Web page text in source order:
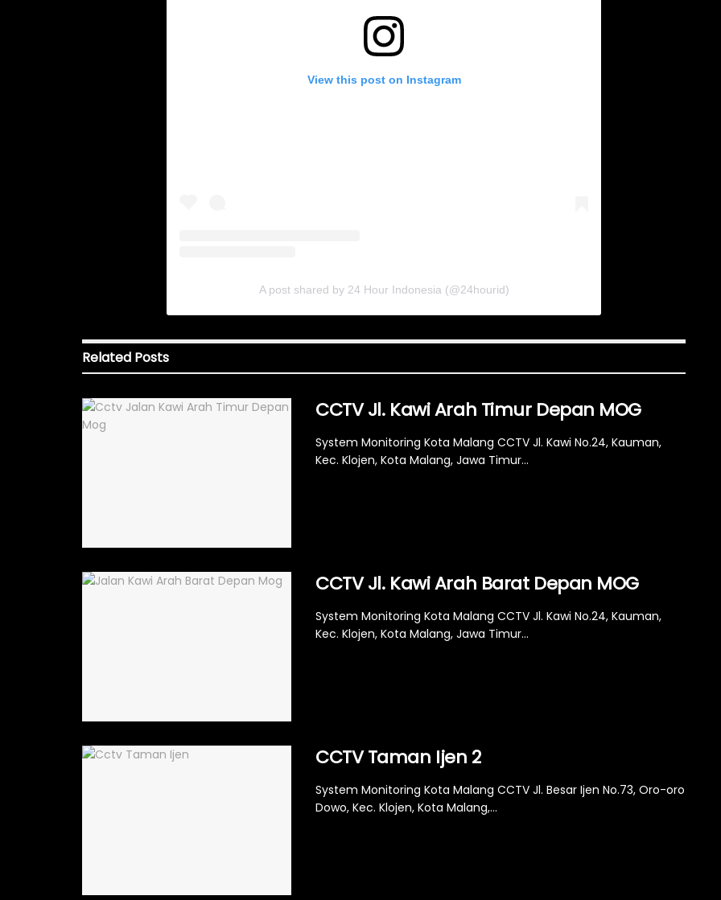
View this post on Instagram
A post shared by 24 Hour Indonesia (@24hourid)
Related Posts
CCTV Jl. Kawi Arah Timur Depan MOG
System Monitoring Kota Malang CCTV Jl. Kawi No.24, Kauman,
Kec. Klojen, Kota Malang, Jawa Timur...
CCTV Jl. Kawi Arah Barat Depan MOG
System Monitoring Kota Malang CCTV Jl. Kawi No.24, Kauman,
Kec. Klojen, Kota Malang, Jawa Timur...
CCTV Taman Ijen 2
System Monitoring Kota Malang CCTV Jl. Besar Ijen No.73, Oro-oro
Dowo, Kec. Klojen, Kota Malang,...